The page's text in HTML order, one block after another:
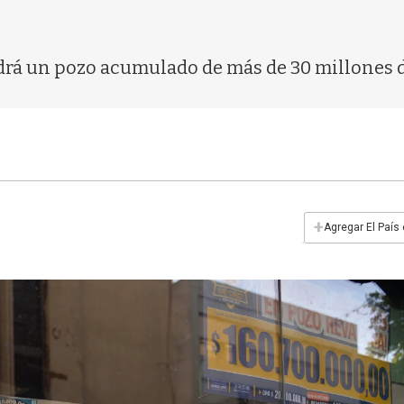
un pozo acumulado de más de 30 millones
+Agregar El País